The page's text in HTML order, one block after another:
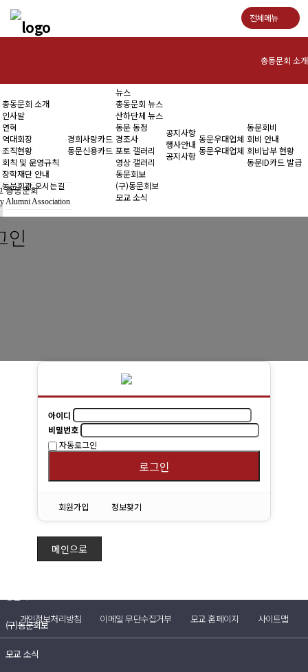
전체메뉴
총동문회 소개
인사말
연혁
역대회장
조직현황
회칙 및 운영규칙
장학재단 안내
총동문회 뉴스
산하단체 뉴스
포토 갤러리
(구)동문회보
모교 소식
총동문회 소개
인사말
연혁
역대회장
조직현황
회칙 및 운영규칙
장학재단 안내
동문회관 오시는길
경희사랑카드
동문신용카드
뉴스
총동문회 뉴스
산하단체 뉴스
동문 동정
경조사
포토 갤러리
영상 갤러리
동문회보
(구)동문회보
모교 소식
공지사항
행사안내
공지사항
동문우대업체
동문우대업체
동문회비
회비 안내
회비납부 현황
동문ID카드 발급
총동문회
Alumni Association
인
아이디
비밀번호
자동로그인
로그인
회원가입 정보찾기
메인으로
개인정보처리방침 이메일 무단수집거부 모교 홈페이지 사이트맵